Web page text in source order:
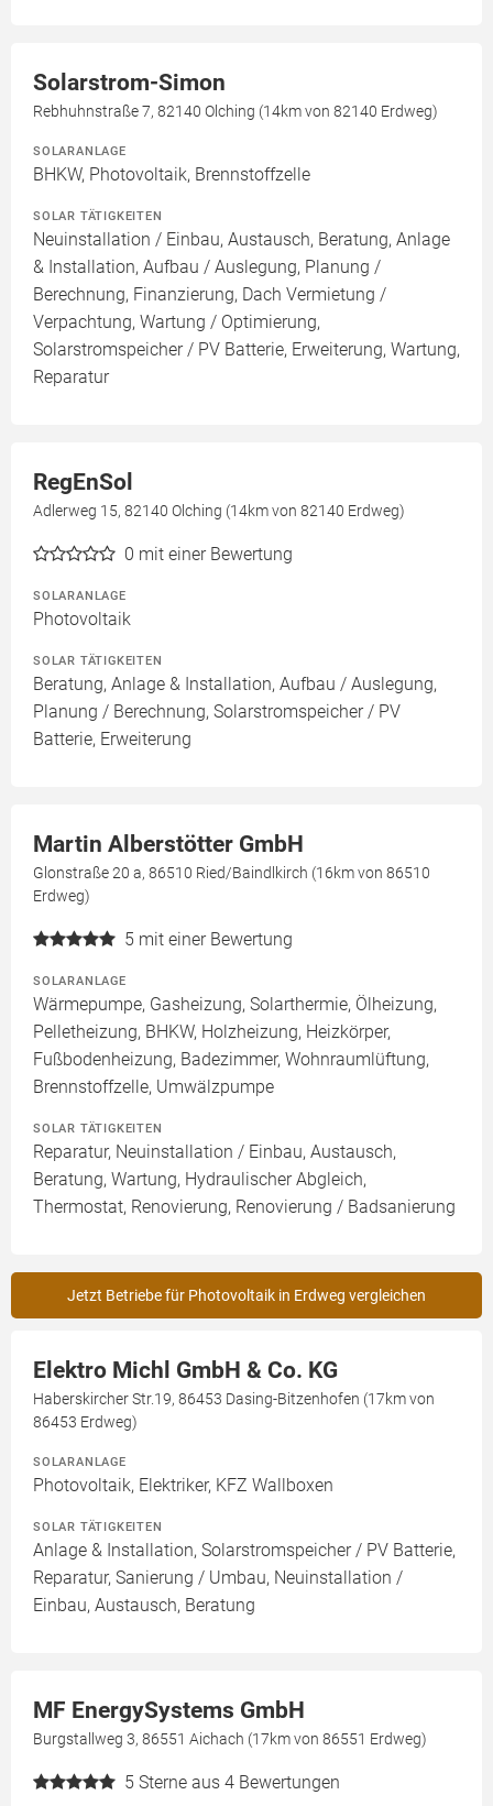
Solarstrom-Simon
Rebhuhnstraße 7, 82140 Olching (14km von 82140 Erdweg)
SOLARANLAGE
BHKW, Photovoltaik, Brennstoffzelle
SOLAR TÄTIGKEITEN
Neuinstallation / Einbau, Austausch, Beratung, Anlage
& Installation, Aufbau / Auslegung, Planung /
Berechnung, Finanzierung, Dach Vermietung /
Verpachtung, Wartung / Optimierung,
Solarstromspeicher / PV Batterie, Erweiterung, Wartung,
Reparatur
RegEnSol
Adlerweg 15, 82140 Olching (14km von 82140 Erdweg)
0 mit einer Bewertung
SOLARANLAGE
Photovoltaik
SOLAR TÄTIGKEITEN
Beratung, Anlage & Installation, Aufbau / Auslegung,
Planung / Berechnung, Solarstromspeicher / PV
Batterie, Erweiterung
Martin Alberstötter GmbH
Glonstraße 20 a, 86510 Ried/Baindlkirch (16km von 86510
Erdweg)
5 mit einer Bewertung
SOLARANLAGE
Wärmepumpe, Gasheizung, Solarthermie, Ölheizung,
Pelletheizung, BHKW, Holzheizung, Heizkörper,
Fußbodenheizung, Badezimmer, Wohnraumlüftung,
Brennstoffzelle, Umwälzpumpe
SOLAR TÄTIGKEITEN
Reparatur, Neuinstallation / Einbau, Austausch,
Beratung, Wartung, Hydraulischer Abgleich,
Thermostat, Renovierung, Renovierung / Badsanierung
Jetzt Betriebe für Photovoltaik in Erdweg vergleichen
Elektro Michl GmbH & Co. KG
Haberskircher Str.19, 86453 Dasing-Bitzenhofen (17km von
86453 Erdweg)
SOLARANLAGE
Photovoltaik, Elektriker, KFZ Wallboxen
SOLAR TÄTIGKEITEN
Anlage & Installation, Solarstromspeicher / PV Batterie,
Reparatur, Sanierung / Umbau, Neuinstallation /
Einbau, Austausch, Beratung
MF EnergySystems GmbH
Burgstallweg 3, 86551 Aichach (17km von 86551 Erdweg)
5 Sterne aus 4 Bewertungen